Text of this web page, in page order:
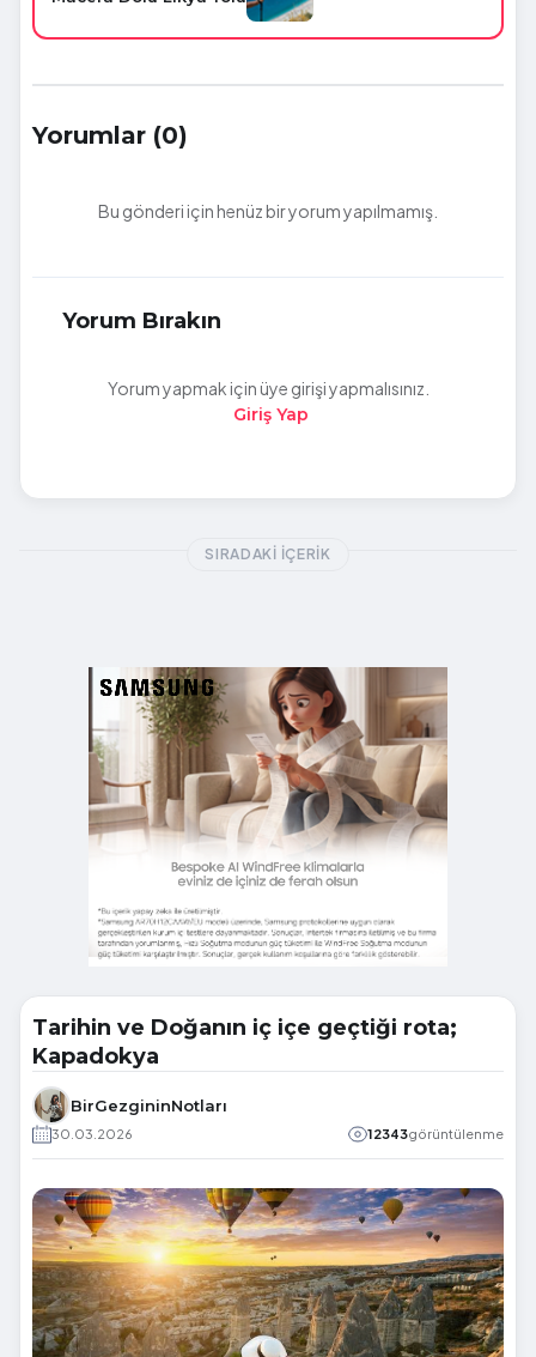
Yorumlar (0)
Bu gönderi için henüz bir yorum yapılmamış.
Yorum Bırakın
Yorum yapmak için üye girişi yapmalısınız.
Giriş Yap
SIRADAKI İÇERIK
Tarihin ve Doğanın iç içe geçtiği rota;
Kapadokya
BirGezgininNotları
30.03.2026 12343görüntülenme